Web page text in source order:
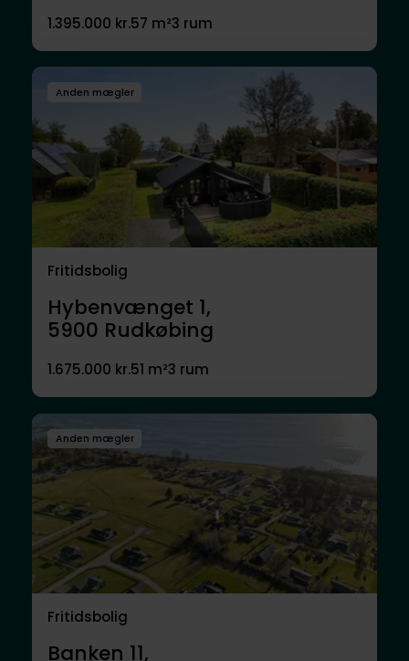
1.395.000 kr.57 m²3 rum
Anden mægler
Fritidsbolig
Hybenvænget 1,
5900 Rudkøbing
1.675.000 kr.51 m²3 rum
Anden mægler
Fritidsbolig
Banken 11,